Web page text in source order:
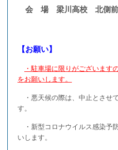
会 場 梁川高校 北側
【お願い】
・駐車場に限りがございます
をお願いします。
・悪天候の際は、中止とさせ
す。
・新型コロナウイルス感染予
いします。